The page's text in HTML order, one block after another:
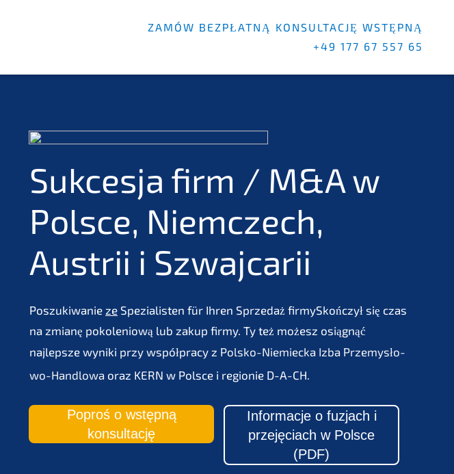
ZAMÓW BEZPŁAT­NĄ KONSULT­AC­JĘ WSTĘP­NĄ
+49 177 67 557 65
Sukces­ja firm / M&A w
Polsce, Niemc­zech,
Austrii i Szwajcarii
Poszu­ki­wa­nie ze Spezia­lis­ten für Ihren Sprze­daż firmySkońc­zył się czas
na zmianę pokolenio­wą lub zakup firmy. Ty też możesz osiągnąć
najlepsze wyniki przy współpra­cy z Polsko-Niemie­cka Izba Przemysło­
wo-Handlo­wa oraz KERN w Polsce i regio­nie D-A-CH.
Poproś o wstęp­ną
konsultację
Infor­mac­je o fuzjach i
przejęciach w Polsce
(PDF)